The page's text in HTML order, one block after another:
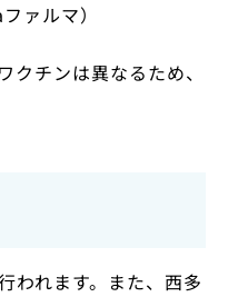
ァルマ）
チンは異なるため、
われます。また、西多